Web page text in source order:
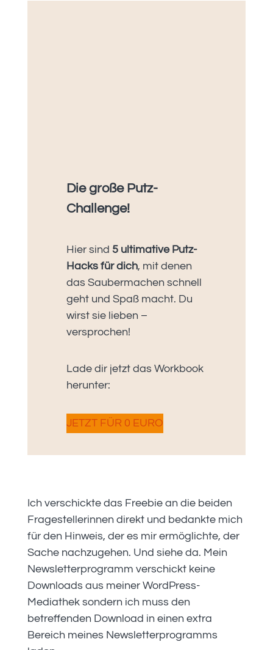
Die große Putz-
Challenge!
Hier sind5 ultimative Putz-
Hacks für dich, mit denen
das Saubermachen schnell
geht und Spaß macht. Du
wirst sie lieben –
versprochen!
Lade dir jetzt das Workbook
herunter:
JETZT FÜR 0 EURO
Ich verschickte das Freebie an die beiden
Fragestellerinnen direkt und bedankte mich
für den Hinweis, der es mir ermöglichte, der
Sache nachzugehen. Und siehe da. Mein
Newsletterprogramm verschickt keine
Downloads aus meiner WordPress-
Mediathek sondern ich muss den
betreffenden Download in einen extra
Bereich meines Newsletterprogramms